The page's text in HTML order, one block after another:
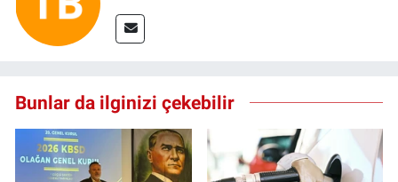
Bunlar da ilginizi çekebilir